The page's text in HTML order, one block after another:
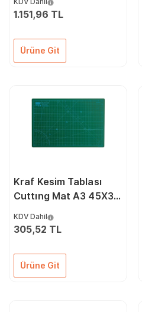
1.151,96 TL
Ürüne Git
Kraf Kesim Tablası
Cuttıng Mat A3 45X30
KDV Dahil
305,52 TL
Ürüne Git